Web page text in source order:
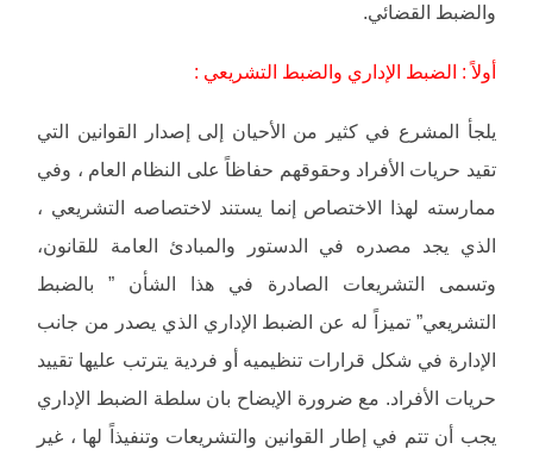
والضبط القضائي.
أولاً : الضبط الإداري والضبط التشريعي :
يلجأ المشرع في كثير من الأحيان إلى إصدار القوانين التي
تقيد حريات الأفراد وحقوقهم حفاظاً على النظام العام ، وفي
ممارسته لهذا الاختصاص إنما يستند لاختصاصه التشريعي ،
الذي يجد مصدره في الدستور والمبادئ العامة للقانون،
وتسمى التشريعات الصادرة في هذا الشأن ” بالضبط
التشريعي” تميزاً له عن الضبط الإداري الذي يصدر من جانب
الإدارة في شكل قرارات تنظيميه أو فردية يترتب عليها تقييد
حريات الأفراد. مع ضرورة الإيضاح بان سلطة الضبط الإداري
يجب أن تتم في إطار القوانين والتشريعات وتنفيذاً لها ، غير